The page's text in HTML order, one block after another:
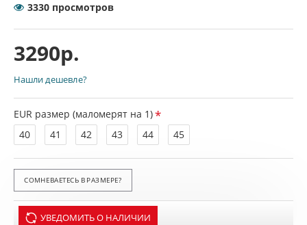
3290р.
3330 просмотров
EUR размер (маломерят на 1)
40
41 42 43 44 45
УВЕДОМИТЬ О НАЛИЧИИ
Нашли дешевле?
СОМНЕВАЕТЕСЬ В РАЗМЕРЕ?